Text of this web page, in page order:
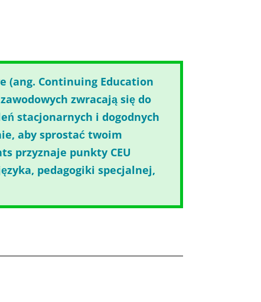
(ang. Continuing Education
zwracają się do
stacjonarnych i dogodnych
aby sprostać twoim
przyznaje punkty CEU
pedagogiki specjalnej,